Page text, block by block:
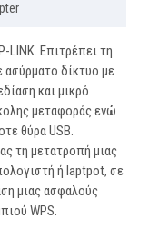
LINK. Επιτρέπει τη
δίκτυο με
και μικρό
μεταφοράς ενώ
θύρα USB.
τη μετατροπή μιας
ή laptpot, σε
μιας ασφαλούς
WPS.